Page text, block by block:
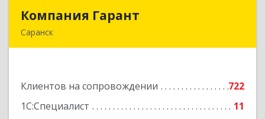
Компания Гарант
Саранск
Клиентов на сопровождении
722
1С:Специалист
11
Компания Гарант
Подробнее